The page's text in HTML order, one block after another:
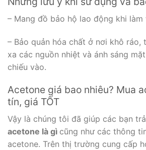
– Mang đồ bảo hộ lao động khi làm
– Bảo quản hóa chất ở nơi khô ráo,
xa các nguồn nhiệt và ánh sáng
chiếu vào.
Acetone giá bao nhiêu? Mua
tín, giá TỐT
Vậy là chúng tôi đã giúp các bạn
acetone là gì cũng như các thông
acetone. Trên thị trường cung cấp